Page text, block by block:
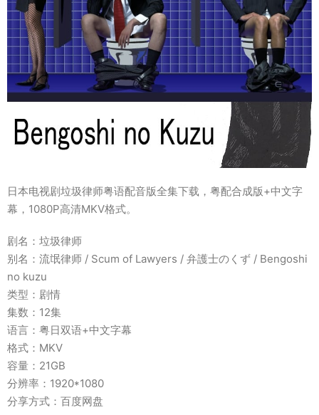
日本电视剧垃圾律师粤语配音版全集下载，粤配合成版+中文字
幕，1080P高清MKV格式。
剧名：垃圾律师
别名：流氓律师 / Scum of Lawyers / 弁護士のくず / Bengoshi
no kuzu
类型：剧情
集数：12集
语言：粤日双语+中文字幕
格式：MKV
容量：21GB
分辨率：1920*1080
分享方式：百度网盘